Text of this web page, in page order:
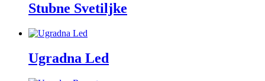
Stubne Svetiljke
Ugradna Led